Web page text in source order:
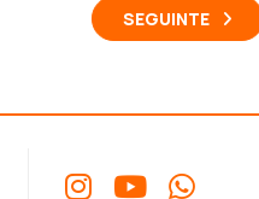
SEGUINTE